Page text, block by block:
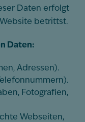
Daten erfolgt
betrittst.
Daten:
Adressen).
Fotografien,
Webseiten,